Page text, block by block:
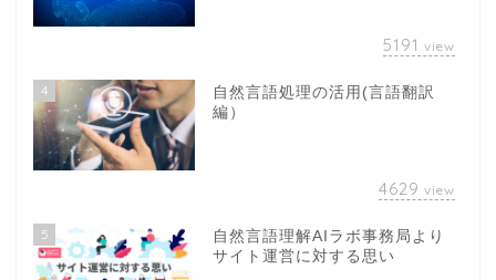
5191 view
4
自然言語処理の活用(言語翻訳
編）
4629 view
5
自然言語理解AIラボ事務局より
サイト運営に対する思い